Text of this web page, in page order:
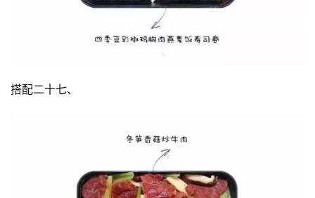
搭配二十七、